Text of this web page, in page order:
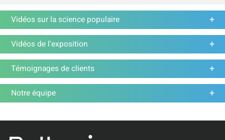
Vidéos sur la science populaire
Vidéos de l'exposition
Témoignages de clients
Notre équipe